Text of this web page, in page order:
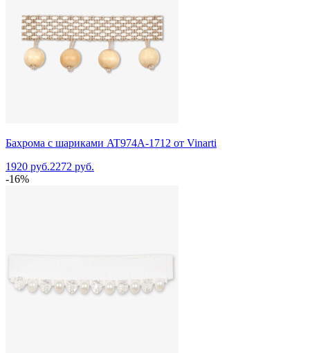
Бахрома с шариками AT974A-1712 от Vinarti
1920 руб.2272 руб.
-16%